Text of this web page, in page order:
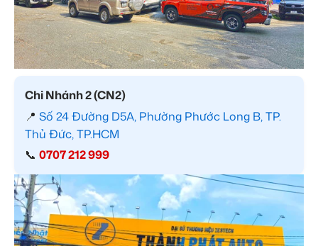
Chi Nhánh 2 (CN2)
📍 Số 24 Đường D5A, Phường Phước Long B, TP.
Thủ Đức, TP.HCM
📞 0707 212 999